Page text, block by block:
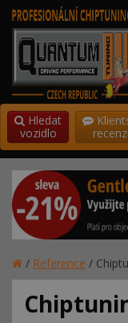
Hledat
vozidlo
/ Reference /